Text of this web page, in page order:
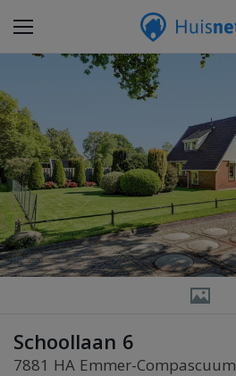
Schoollaan 6
7881 HA Emmer-Compascuum